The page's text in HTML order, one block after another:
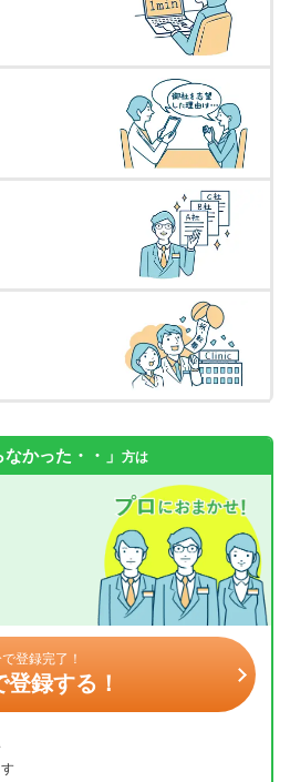
かった・・」 方は
登録完了！
登録する！